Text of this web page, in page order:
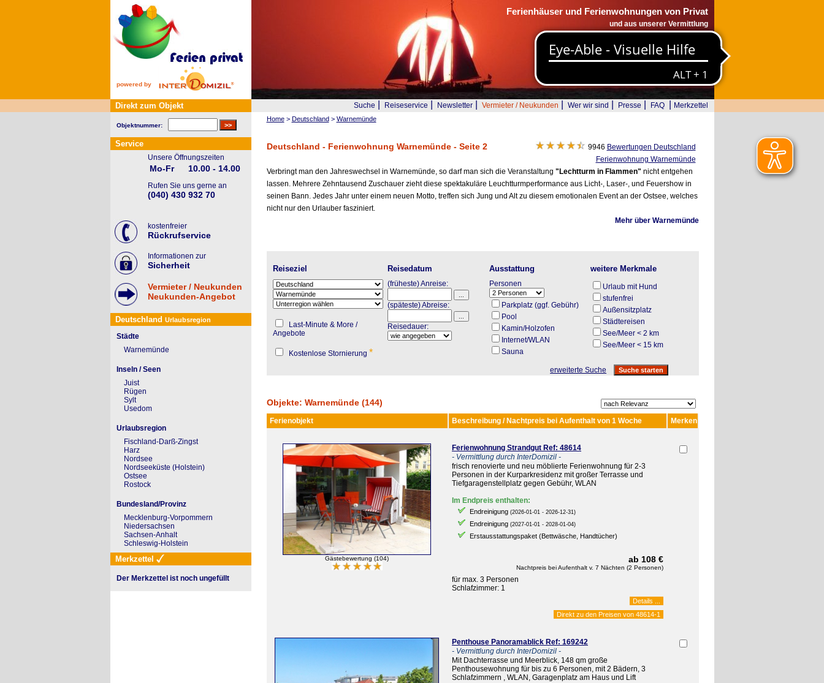
powered by
Ferienhäuser und Ferienwohnungen von Privat
und aus unserer Vermittlung
Suche Reiseservice Newsletter| Vermieter / Neukunden Wer wir sind Presse FAQ Merkzettel
Home> Deutschland> Warnemünde
Deutschland - Ferienwohnung Warnemünde - Seite 2 9946 Bewertungen Deutschland
Ferienwohnung Warnemünde
Verbringt man den Jahreswechsel in Warnemünde, so darf man sich die Veranstaltung "Lechtturm in Flammen" nicht entgehen
lassen. Mehrere Zehntausend Zuschauer zieht diese spektakuläre Leuchtturmperformance aus Licht-, Laser-, und Feuershow in
seinen Bann. Jedes Jahr unter einem neuen Motto, treffen sich Jung und Alt zu diesem emotionalen Event an der Ostsee, welches
nicht nur den Urlauber fasziniert.
Mehr über Warnemünde
Reiseziel
Last-Minute & More /
Angebote
Kostenlose Stornierung*
Reisedatum
(früheste) Anreise:
(späteste) Abreise:
Reisedauer:
Ausstattung
Personen
Parkplatz (ggf. Gebühr)
Pool
Kamin/Holzofen
Internet/WLAN
Sauna
weitere Merkmale
Urlaub mit Hund
stufenfrei
Außensitzplatz
Städtereisen
See/Meer < 2 km
See/Meer < 15 km
erweiterte Suche
Objekte: Warnemünde (144)
Ferienobjekt Beschreibung / Nachtpreis bei Aufenthalt von 1 Woche Merken
Gästebewertung (104)
Ferienwohnung Strandgut Ref: 48614
- Vermittlung durch InterDomizil -
frisch renovierte und neu möblierte Ferienwohnung für 2-3
Personen in der Kurparkresidenz mit großer Terrasse und
Tiefgaragenstellplatz gegen Gebühr, WLAN
Im Endpreis enthalten:
Endreinigung (2026-01-01 - 2026-12-31)
Endreinigung (2027-01-01 - 2028-01-04)
Erstausstattungspaket (Bettwäsche, Handtücher)
ab 108 €
Nachtpreis bei Aufenthalt v. 7 Nächten (2 Personen)
für max. 3 Personen
Schlafzimmer: 1
Details ...
Direkt zu den Preisen von48614-1
Penthouse Panoramablick Ref: 169242
- Vermittlung durch InterDomizil -
Mit Dachterrasse und Meerblick, 148 qm große
Penthousewohnung für bis zu 6 Personen, mit 2 Bädern, 3
Schlafzimmern , WLAN, Garagenplatz am Haus und Lift
Direkt zum Objekt
Objektnummer:
Service
Unsere Öffnungszeiten
Mo-Fr 10.00 - 14.00
Rufen Sie uns gerne an
(040) 430 932 70
kostenfreier
Rückrufservice
Informationen zur
Sicherheit
Vermieter / Neukunden
Neukunden-Angebot
Deutschland Urlaubsregion
Städte
Warnemünde
Inseln / Seen
Juist
Rügen
Sylt
Usedom
Urlaubsregion
Fischland-Darß-Zingst
Harz
Nordsee
Nordseeküste (Holstein)
Ostsee
Rostock
Bundesland/Provinz
Mecklenburg-Vorpommern
Niedersachsen
Sachsen-Anhalt
Schleswig-Holstein
Merkzettel
Der Merkzettel ist noch ungefüllt